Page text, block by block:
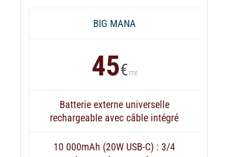
BIG MANA
45€ TTC
Batterie externe universelle
rechargeable avec câble intégré
10 000mAh (20W USB-C) : 3/4